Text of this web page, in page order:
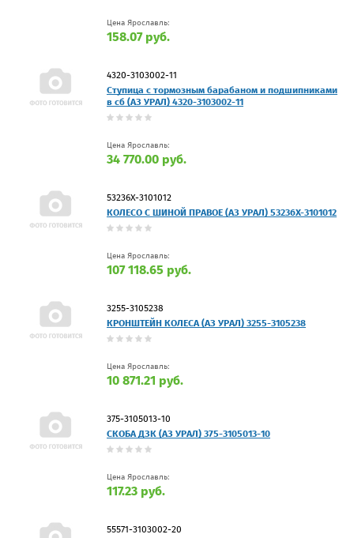
Цена Ярославль:
158.07 руб.
4320-3103002-11
Ступица с тормозным барабаном и подшипниками
в сб (АЗ УРАЛ) 4320-3103002-11
Цена Ярославль:
34 770.00 руб.
53236Х-3101012
КОЛЕСО С ШИНОЙ ПРАВОЕ (АЗ УРАЛ) 53236Х-3101012
Цена Ярославль:
107 118.65 руб.
3255-3105238
КРОНШТЕЙН КОЛЕСА (АЗ УРАЛ) 3255-3105238
Цена Ярославль:
10 871.21 руб.
375-3105013-10
СКОБА ДЗК (АЗ УРАЛ) 375-3105013-10
Цена Ярославль:
117.23 руб.
55571-3103002-20